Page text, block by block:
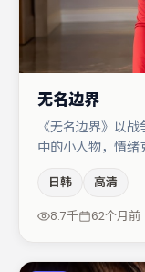
无名边界
《无名边界》以
中的小人物，情绪
括裴斗娜、马丽
抠台词与伏笔的
品值得关注。
日韩 高清
8.7千 62个月前